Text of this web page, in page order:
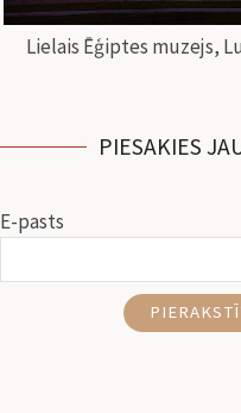
Lielais Ēģiptes muzejs,
PIESAKIES
E-pasts